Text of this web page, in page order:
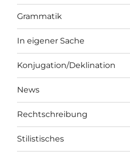
Grammatik
In eigener Sache
Konjugation/Deklination
News
Rechtschreibung
Stilistisches